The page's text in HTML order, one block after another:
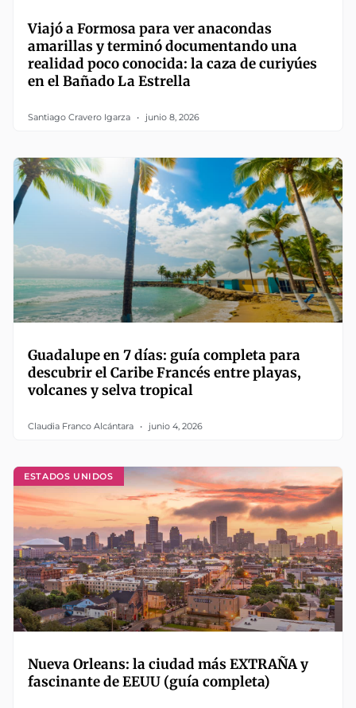
Viajó a Formosa para ver anacondas
amarillas y terminó documentando una
realidad poco conocida: la caza de curiyúes
en el Bañado La Estrella
Santiago Cravero Igarza junio 8, 2026
Guadalupe en 7 días: guía completa para
descubrir el Caribe Francés entre playas,
volcanes y selva tropical
Claudia Franco Alcántara junio 4, 2026
ESTADOS UNIDOS
Nueva Orleans: la ciudad más EXTRAÑA y
fascinante de EEUU (guía completa)